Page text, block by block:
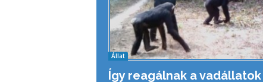
Állat
Így reagálnak a vadállatok